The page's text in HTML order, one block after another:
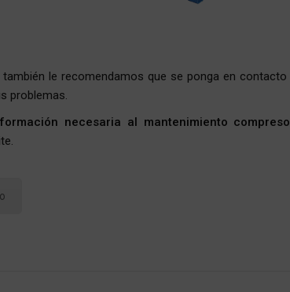
le recomendamos que se ponga en
problemas.
necesaria al mantenimiento